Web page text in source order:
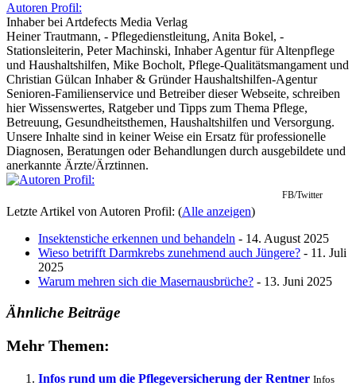
Autoren Profil:
InhaberbeiArtdefects Media Verlag
Heiner Trautmann, - Pflegedienstleitung, Anita Bokel, -
Stationsleiterin, Peter Machinski, Inhaber Agentur für Altenpflege
und Haushaltshilfen, Mike Bocholt, Pflege-Qualitätsmangament und
Christian Gülcan Inhaber & Gründer Haushaltshilfen-Agentur
Senioren-Familienservice und Betreiber dieser Webseite, schreiben
hier Wissenswertes, Ratgeber und Tipps zum Thema Pflege,
Betreuung, Gesundheitsthemen, Haushaltshilfen und Versorgung.
Unsere Inhalte sind in keiner Weise ein Ersatz für professionelle
Diagnosen, Beratungen oder Behandlungen durch ausgebildete und
anerkannte Ärzte/Ärztinnen.
FB/Twitter
Letzte Artikel von Autoren Profil: (Alle anzeigen)
Insektenstiche erkennen und behandeln - 14. August 2025
Wieso betrifft Darmkrebs zunehmend auch Jüngere? - 11. Juli
2025
Warum mehren sich die Masernausbrüche? - 13. Juni 2025
Ähnliche Beiträge
Mehr Themen:
Infos rund um die Pflegeversicherung der Rentner Infos